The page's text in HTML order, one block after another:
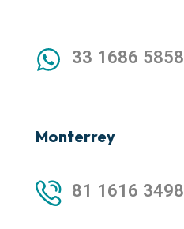
33 1686 5858
Monterrey
81 1616 3498